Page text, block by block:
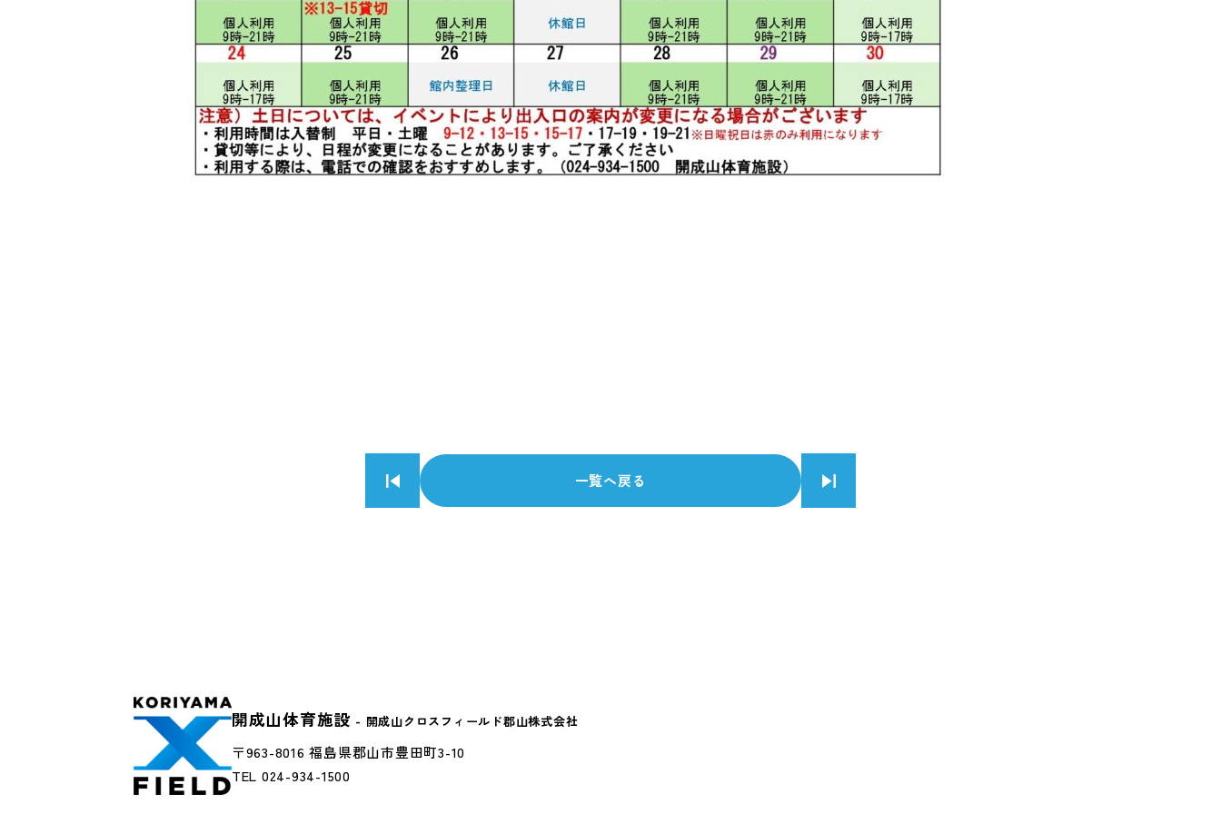
一覧へ戻る
開成山体育施設 - 開成山クロスフィールド郡山株式会社
〒963-8016 福島県郡山市豊田町3-10
TEL 024-934-1500